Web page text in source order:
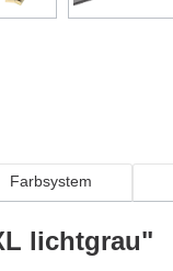
Farbsystem
lichtgrau"